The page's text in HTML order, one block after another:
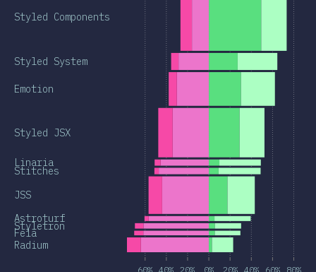
60% 40% 20% 0% 20% 40% 60% 80%
Styled Components
Styled System
Emotion
Styled JSX
Linaria
Stitches
JSS
Astroturf
Styletron
Fela
Radium